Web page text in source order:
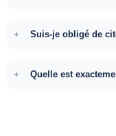
Suis-je obligé de
Quelle est